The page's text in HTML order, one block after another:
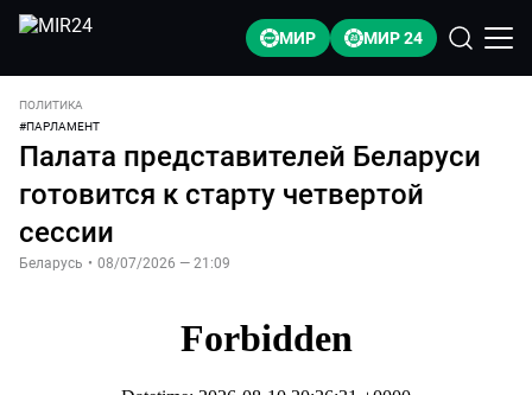
МИР МИР 24
ПОЛИТИКА
#ПАРЛАМЕНТ
Палата представителей Беларуси
готовится к старту четвертой
сессии
Беларусь • 08/07/2026 — 21:09